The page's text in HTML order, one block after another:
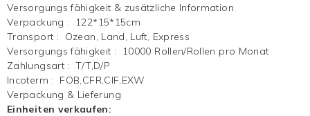
Versorgungs fähigkeit & zusätzliche Information
Verpackung :
122*15*15cm
Transport :
Ozean, Land, Luft, Express
Versorgungs fähigkeit :
10000 Rollen/Rollen pro Monat
Zahlungsart : T/T,D/P
Incoterm :
FOB,CFR,CIF,EXW
Verpackung & Lieferung
Einheiten verkaufen: